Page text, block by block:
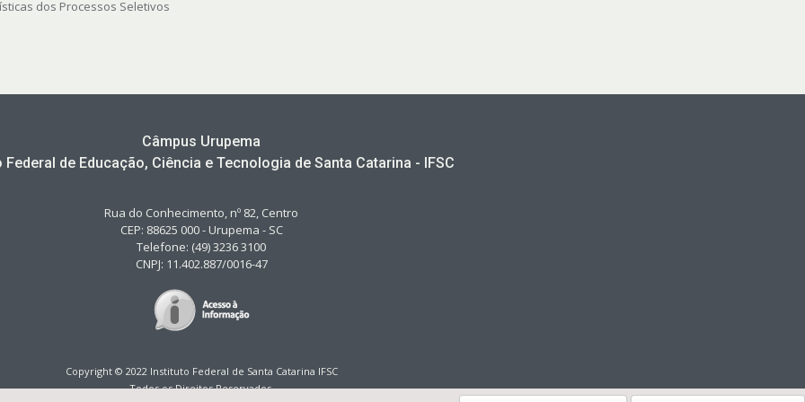
dos Processos Seletivos
Câmpus Urupema
Federal de Educação, Ciência e Tecnologia de Santa Catarina - IFSC
Rua do Conhecimento, nº 82, Centro
CEP: 88625 000 - Urupema - SC
Telefone: (49) 3236 3100
CNPJ: 11.402.887/0016-47
Copyright © 2022 Instituto Federal de Santa Catarina IFSC
Todos os Direitos Reservados.